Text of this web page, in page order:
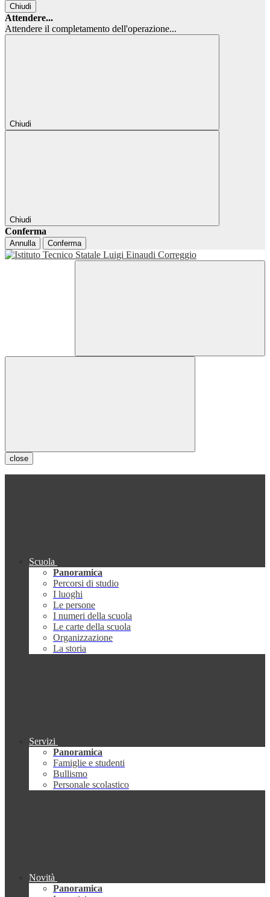
Chiudi
Attendere...
Attendere il completamento dell'operazione...
Chiudi
Chiudi
Conferma
Annulla Conferma
close
Scuola
Panoramica
Percorsi di studio
I luoghi
Le persone
I numeri della scuola
Le carte della scuola
Organizzazione
La storia
Servizi
Panoramica
Famiglie e studenti
Bullismo
Personale scolastico
Novità
Panoramica